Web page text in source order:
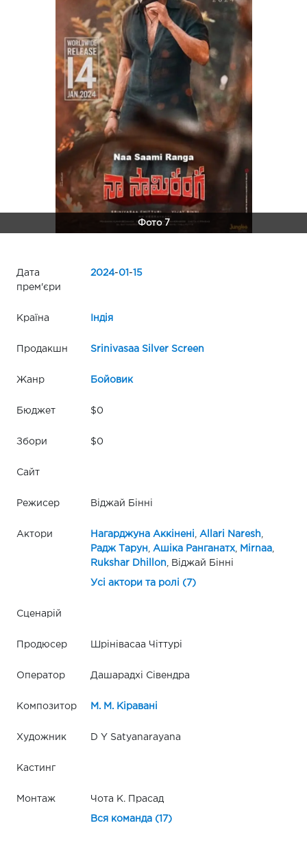
Фото 7
Дата
прем'єри
2024-01 -15
Країна Індія
Продакшн Srinivasaa Silver Screen
Жанр Бойовик
Бюджет $0
Збори $0
Сайт
Режисер Віджай Бінні
Актори Нагарджуна Аккінені Allari Naresh
Радж Тарун
Ашіка Ранганатх, Mirnaa,
Rukshar Dhillon , Віджай Бінні
Усі актори та ролі (7)
Сценарій
Продюсер Шрінівасаа Чіттурі
Оператор Дашарадхі Сівендра
Композитор М. М. Кіравані
Художник D Y Satyanarayana
Кастинг
Монтаж Чота К. Прасад
Вся команда (17)